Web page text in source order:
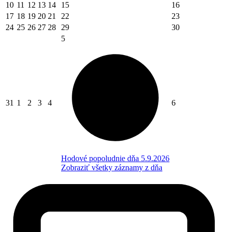
10 11 12 13 14 15
16
17 18 19 20 21 22
23
24 25 26 27 28 29 30
31 1 2 3 4
5
Hodové popoludnie dňa 5.9.2026
Zobraziť všetky záznamy z dňa
6